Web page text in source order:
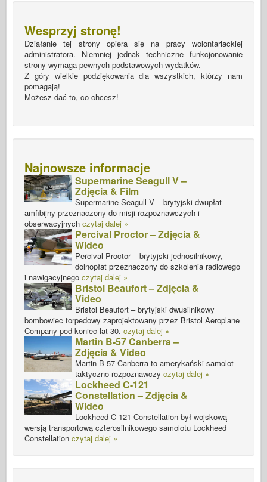
Wesprzyj stronę!
Działanie tej strony opiera się na pracy wolontariackiej
administratora. Niemniej jednak techniczne funkcjonowanie
strony wymaga pewnych podstawowych wydatków.
Z góry wielkie podziękowania dla wszystkich, którzy nam
pomagają!
Możesz dać to, co chcesz!
Najnowsze informacje
Supermarine Seagull V –
Zdjęcia & Film
Supermarine Seagull V – brytyjski dwupłat
amfibijny przeznaczony do misji rozpoznawczych i
obserwacyjnych czytaj dalej »
Percival Proctor – Zdjęcia &
Wideo
Percival Proctor – brytyjski jednosilnikowy,
dolnopłat przeznaczony do szkolenia radiowego
i nawigacyjnego czytaj dalej »
Bristol Beaufort – Zdjęcia &
Video
Bristol Beaufort – brytyjski dwusilnikowy
bombowiec torpedowy zaprojektowany przez Bristol Aeroplane
Company pod koniec lat 30. czytaj dalej »
Martin B-57 Canberra –
Zdjęcia & Video
Martin B-57 Canberra to amerykański samolot
taktyczno-rozpoznawczy czytaj dalej »
Lockheed C-121
Constellation – Zdjęcia &
Wideo
Lockheed C-121 Constellation był wojskową
wersją transportową czterosilnikowego samolotu Lockheed
Constellation czytaj dalej »